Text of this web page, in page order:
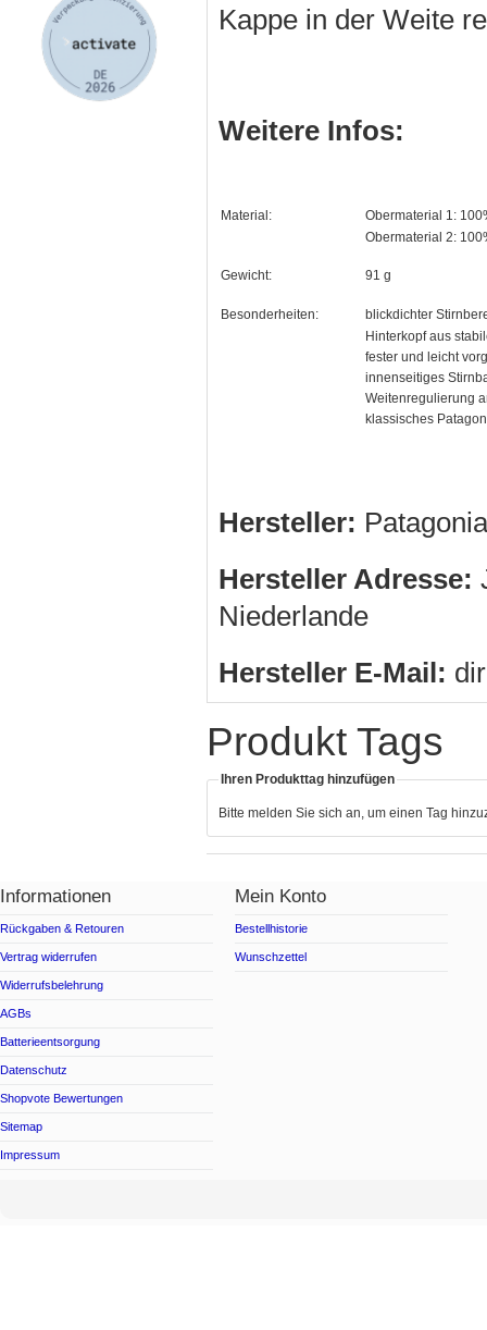
Kappe in der Weite
Weitere Infos:
Material:
Obermaterial 1:
Obermaterial 2:
Gewicht: 91 g
Besonderheiten:
blickdichter
Hinterkopf aus
fester und leicht
innenseitiges
Weitenregulierung
klassisches
Hersteller:
Hersteller Adresse:
Niederlande
Hersteller E-Mail:
Produkt Tags
Ihren Produkttag hinzufügen
Bitte melden Sie sich an, um einen Tag
Informationen
Rückgaben & Retouren
Vertrag widerrufen
Widerrufsbelehrung
AGBs
Batterieentsorgung
Datenschutz
Shopvote Bewertungen
Sitemap
Impressum
Mein Konto
Bestellhistorie
Wunschzettel